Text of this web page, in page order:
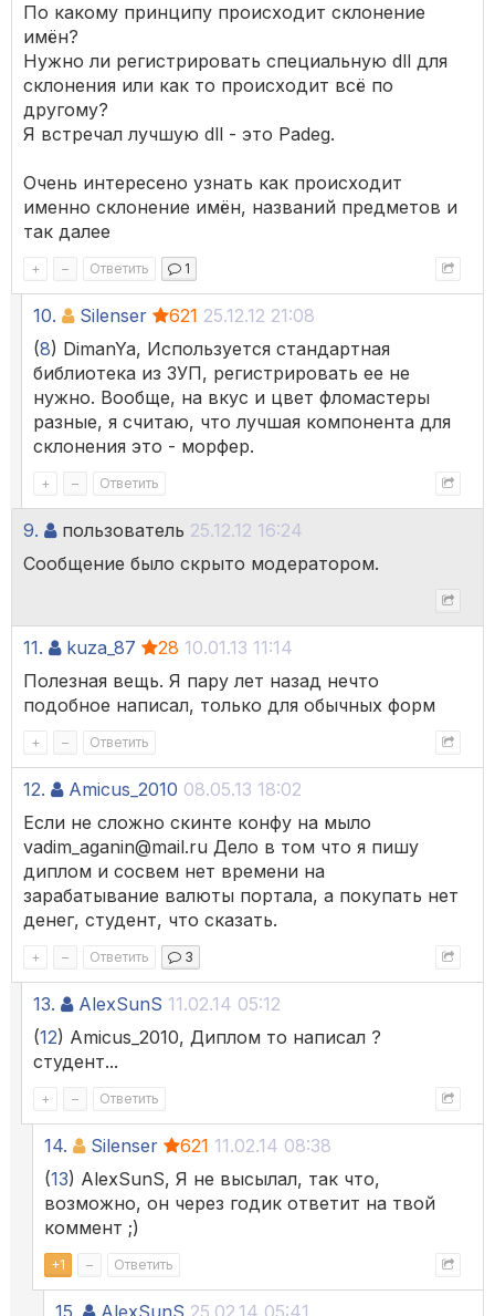
По какому принципу происходит склонение
имён?
Нужно ли регистрировать специальную dll для
склонения или как то происходит всё по
другому?
Я встречал лучшую dll - это Padeg.
Очень интересено узнать как происходит
именно склонение имён, названий предметов и
так далее
+ – Ответить 1
10. Silenser 621 25.12.12 21:08
(8) DimanYa, Используется стандартная
библиотека из ЗУП, регистрировать ее не
нужно. Вообще, на вкус и цвет фломастеры
разные, я считаю, что лучшая компонента для
склонения это - морфер.
+ – Ответить
9. пользователь 25.12.12 16:24
Сообщение было скрыто модератором.
11. kuza_87 28 10.01.13 11:14
Полезная вещь. Я пару лет назад нечто
подобное написал, только для обычных форм
+ – Ответить
12. Amicus_2010 08.05.13 18:02
Если не сложно скинте конфу на мыло
vadim_aganin@mail.ru Дело в том что я пишу
диплом и сосвем нет времени на
зарабатывание валюты портала, а покупать нет
денег, студент, что сказать.
+ – Ответить 3
13. AlexSunS 11.02.14 05:12
(12) Amicus_2010, Диплом то написал ?
студент...
+ – Ответить
14. Silenser 621 11.02.14 08:38
(13) AlexSunS, Я не высылал, так что,
возможно, он через годик ответит на твой
коммент ;)
+1 – Ответить